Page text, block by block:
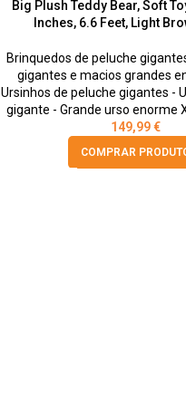
Big Plush Teddy Bear, Soft
Inches, 6.6 Feet, Light
Brinquedos de peluche
gigantes e macios grandes
Ursinhos de peluche gigantes -
gigante - Grande urso enorme
149,99€
COMPRAR